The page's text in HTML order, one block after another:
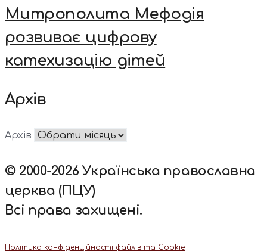
Митрополита Мефодія
розвиває цифрову
катехизацію дітей
Архів
Архів
© 2000-2026 Українська православна
церква (ПЦУ)
Всі права захищені.
Політика конфіденційності файлів та Cookie